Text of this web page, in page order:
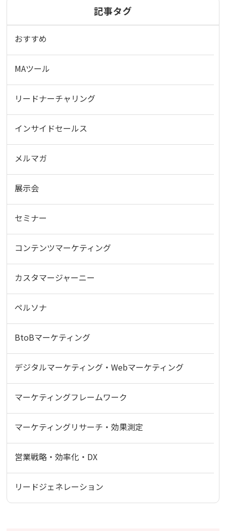
記事タグ
おすすめ
MAツール
リードナーチャリング
インサイドセールス
メルマガ
展示会
セミナー
コンテンツマーケティング
カスタマージャーニー
ペルソナ
BtoBマーケティング
デジタルマーケティング・Webマーケティング
マーケティングフレームワーク
マーケティングリサーチ・効果測定
営業戦略・効率化・DX
リードジェネレーション